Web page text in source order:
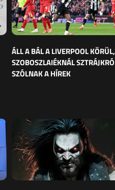
ÁLL A BÁL A LIVERPOOL KÖRÜL,
SZOBOSZLAIÉKNÁL
SZÓLNAK A HÍREK